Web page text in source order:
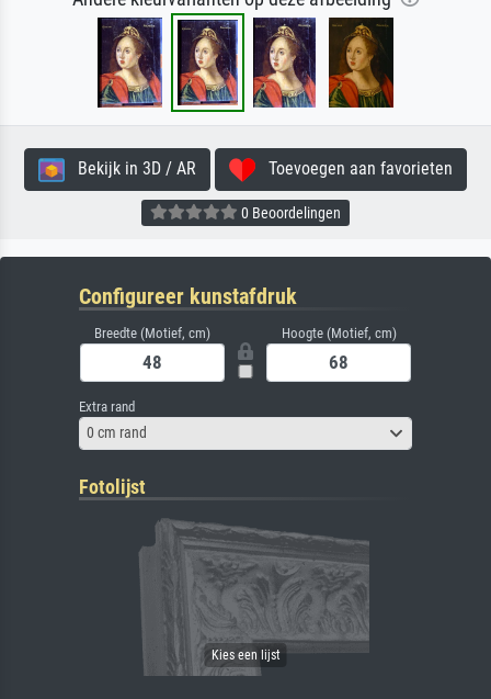
Bekijk in 3D / AR Toevoegen aan favorieten
0 Beoordelingen
Configureer kunstafdruk
Breedte (Motief, cm) Hoogte (Motief, cm)
Extra rand
0 cm rand
Fotolijst